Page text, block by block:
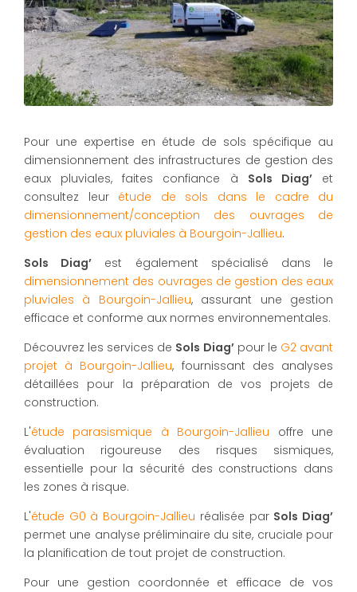
Pour une expertise en étude de sols spécifique au
dimensionnement des infrastructures de gestion des
eaux pluviales, faites confiance à Sols Diag’et
consultez leur étude de sols dans le cadre du
dimensionnement/conception des ouvrages de
gestion des eaux pluviales à Bourgoin-Jallieu.
Sols Diag’ est également spécialisé dans le
dimensionnement des ouvrages de gestion des eaux
pluviales à Bourgoin-Jallieu, assurant une gestion
efficace et conforme aux normes environnementales.
Découvrez les services de Sols Diag’pour le G2 avant
projet à Bourgoin-Jallieu, fournissant des analyses
détaillées pour la préparation de vos projets de
construction.
L'étude parasismique à Bourgoin-Jallieu offre une
évaluation rigoureuse des risques sismiques,
essentielle pour la sécurité des constructions dans
les zones à risque.
L'étude G0 à Bourgoin-Jallieu réalisée par Sols Diag’
permet une analyse préliminaire du site, cruciale pour
la planification de tout projet de construction.
Pour une gestion coordonnée et efficace de vos